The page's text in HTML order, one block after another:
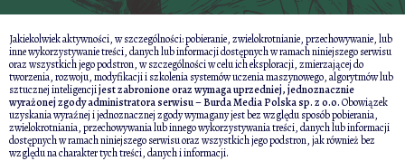
Jakiekolwiek aktywności, w szczególności: pobieranie, zwielokrotnianie, przechowywanie, lub
inne wykorzystywanie treści, danych lub informacji dostępnych w ramach niniejszego serwisu
oraz wszystkich jego podstron, w szczególności w celu ich eksploracji, zmierzającej do
tworzenia, rozwoju, modyfikacji i szkolenia systemów uczenia maszynowego, algorytmów lub
sztucznej inteligencjijest zabronione oraz wymaga uprzedniej, jednoznacznie
wyrażonej zgody administratora serwisu – Burda Media Polska sp. z o.o.Obowiązek
uzyskania wyraźnej i jednoznacznej zgody wymagany jest bez względu sposób pobierania,
zwielokrotniania, przechowywania lub innego wykorzystywania treści, danych lub informacji
dostępnych w ramach niniejszego serwisu oraz wszystkich jego podstron, jak również bez
względu na charakter tych treści, danych i informacji.